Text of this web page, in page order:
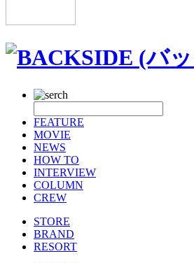
FEATURE
MOVIE
NEWS
HOW TO
INTERVIEW
COLUMN
CREW
STORE
BRAND
RESORT